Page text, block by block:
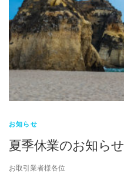
お知らせ
夏季休業のお知らせ
お取引業者様各位